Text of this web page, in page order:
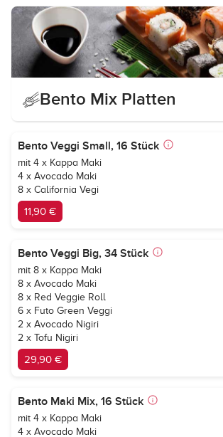
Bento Mix Platten
Bento Veggi Small, 16 Stück
mit 4 x Kappa Maki
4 x Avocado Maki
8 x California Vegi
11,90 €
Bento Veggi Big, 34 Stück
mit 8 x Kappa Maki
8 x Avocado Maki
8 x Red Veggie Roll
6 x Futo Green Veggi
2 x Avocado Nigiri
2 x Tofu Nigiri
29,90 €
Bento Maki Mix, 16 Stück
mit 4 x Kappa Maki
4 x Avocado Maki